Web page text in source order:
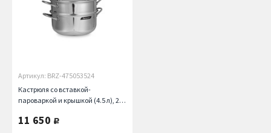
Артикул: BRZ-475053524
Кастрюля со вставкой-
пароваркой и крышкой (4.5 л), 24
11 650 руб.